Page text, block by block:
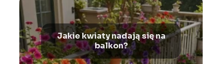
Jakie kwiaty nadają się na
balkon?